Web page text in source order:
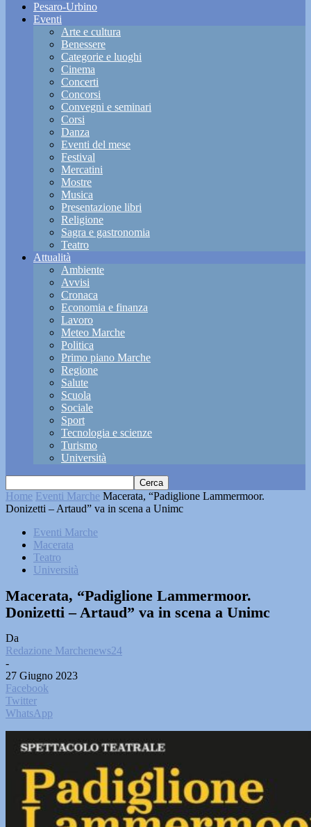
Pesaro-Urbino
Eventi
Arte e cultura
Benessere
Categorie e luoghi
Cinema
Concerti
Concorsi
Convegni e seminari
Corsi
Danza
Eventi del mese
Festival
Mercatini
Mostre
Musica
Presentazione libri
Religione
Sagra e gastronomia
Teatro
Attualità
Ambiente
Avvisi
Cronaca
Economia e finanza
Lavoro
Meteo Marche
Politica
Primo piano Marche
Regione
Salute
Scuola
Sociale
Sport
Tecnologia e scienze
Turismo
Università
Home Eventi Marche Macerata, “Padiglione Lammermoor.
Donizetti – Artaud” va in scena a Unimc
Eventi Marche
Macerata
Teatro
Università
Macerata, “Padiglione Lammermoor.
Donizetti – Artaud” va in scena a Unimc
Da
Redazione Marchenews24
-
27 Giugno 2023
Facebook
Twitter
WhatsApp